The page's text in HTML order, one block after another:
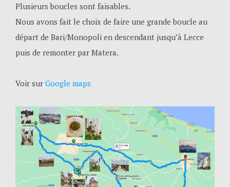
Plusieurs boucles sont faisables.
Nous avons fait le choix de faire une grande boucle au
départ de Bari/Monopoli en descendant jusqu’à Lecce
puis de remonter par Matera.
Voir sur Google maps